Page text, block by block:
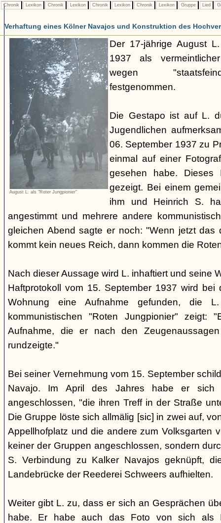
Chronik Lexikon Chronik Lexikon Chronik Lexikon Chronik Lexikon Gruppe Lied
Verhaftung eines Kölner Navajos und Konstruktion des
August L. als "Roter Jungpionier"
Der 17-jährige August
1937 als
wegen
festgenommen.
Die Gestapo ist auf L.
Jugendlichen
06. September 1937 zu
einmal auf einer
gesehen habe.
gezeigt. Bei einem
ihm und Heinrich S.
angestimmt und mehrere andere
gleichen Abend sagte er noch: "Wenn jetzt das
kommt kein neues Reich, dann kommen die
Nach dieser Aussage wird L. inhaftiert und seine
Haftprotokoll vom 15. September 1937 wird bei
Wohnung eine Aufnahme gefunden, die
kommunistischen "Roten Jungpionier" zeigt:
Aufnahme, die er nach den
rundzeigte."
Bei seiner Vernehmung vom 15. September
Navajo. Im April des Jahres habe er sich
angeschlossen, "die ihren Treff in der Straße
Die Gruppe löste sich allmälig [sic] in zwei auf,
Appellhofplatz und die andere zum Volksgarten
keiner der Gruppen angeschlossen, sondern
S. Verbindung zu Kalker Navajos geknüpft,
Landebrücke der Reederei Schweers aufhielten.
Weiter gibt L. zu, dass er sich an Gesprächen
habe. Er habe auch das Foto von sich als